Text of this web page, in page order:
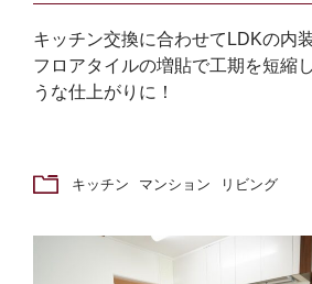
キッチン交換に合わせてLDKの内
フロアタイルの増貼で工期を短縮
うな仕上がりに！
キッチン マンション リビング